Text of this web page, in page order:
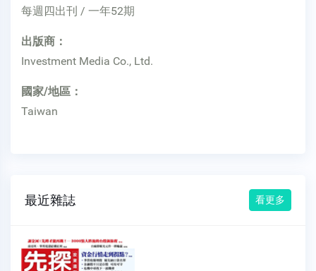
每週四出刊 / 一年52期
出版商：
Investment Media Co., Ltd.
國家/地區：
Taiwan
最近雜誌 看更多